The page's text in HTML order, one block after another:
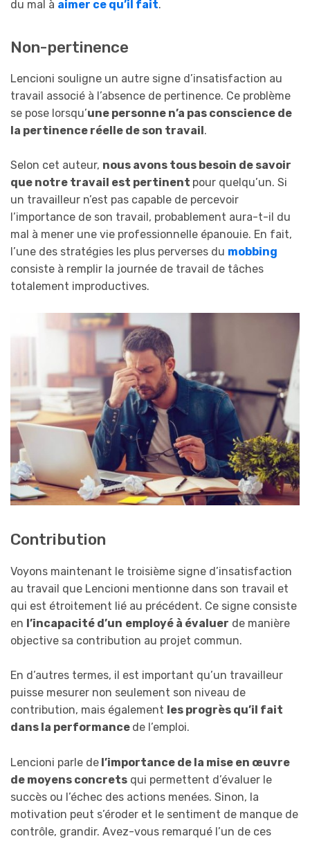
du mal à aimer ce qu’il fait.
Non-pertinence
Lencioni souligne un autre signe d’insatisfaction au
travail associé à l’absence de pertinence. Ce problème
se pose lorsqu’une personne n’a pas conscience de
la pertinence réelle de son travail.
Selon cet auteur, nous avons tous besoin de savoir
que notre travail est pertinent pour quelqu’un. Si
un travailleur n’est pas capable de percevoir
l’importance de son travail, probablement aura-t-il du
mal à mener une vie professionnelle épanouie. En fait,
l’une des stratégies les plus perverses du mobbing
consiste à remplir la journée de travail de tâches
totalement improductives.
Contribution
Voyons maintenant le troisième signe d’insatisfaction
au travail que Lencioni mentionne dans son travail et
qui est étroitement lié au précédent. Ce signe consiste
en l’incapacité d’un employé à évaluer de manière
objective sa contribution au projet commun.
En d’autres termes, il est important qu’un travailleur
puisse mesurer non seulement son niveau de
contribution, mais également les progrès qu’il fait
dans la performance de l’emploi.
Lencioni parle de l’importance de la mise en œuvre
de moyens concrets qui permettent d’évaluer le
succès ou l’échec des actions menées. Sinon, la
motivation peut s’éroder et le sentiment de manque de
contrôle, grandir. Avez-vous remarqué l’un de ces